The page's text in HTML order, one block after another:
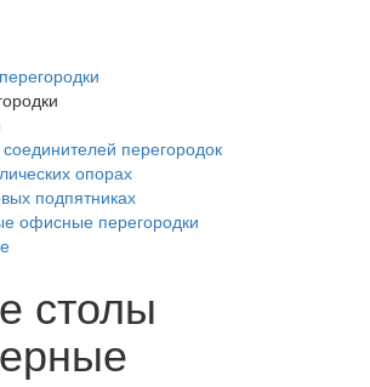
перегородок
опорах
подпятниках
офисные перегородки
столы